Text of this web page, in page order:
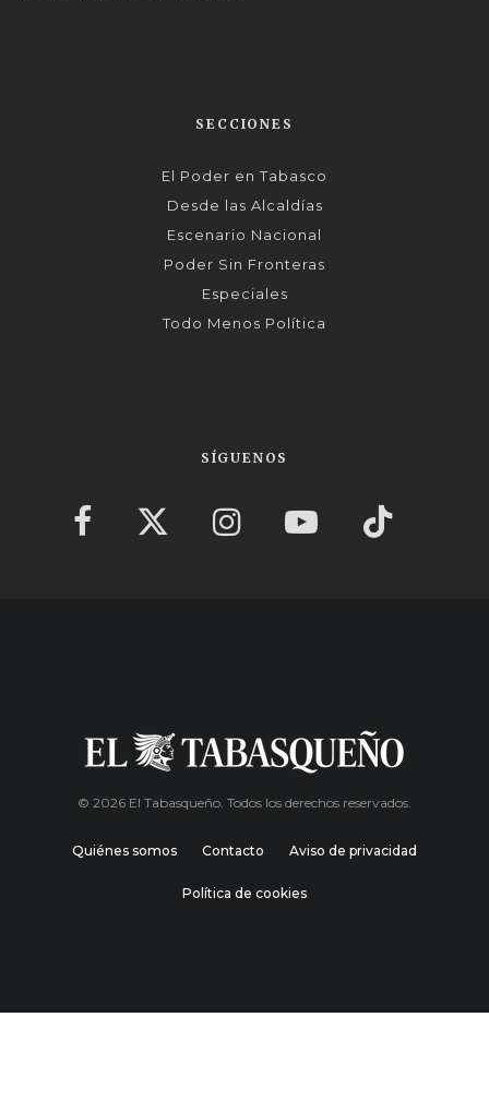
SECCIONES
El Poder en Tabasco
Desde las Alcaldías
Escenario Nacional
Poder Sin Fronteras
Especiales
Todo Menos Política
SÍGUENOS
© 2026 El Tabasqueño. Todos los derechos reservados.
Quiénes somos Contacto Aviso de privacidad
Política de cookies